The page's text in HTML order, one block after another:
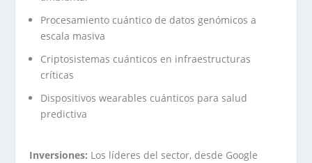
Procesamiento cuántico de datos genómicos a
escala masiva
Criptosistemas cuánticos en infraestructuras
críticas
Dispositivos wearables cuánticos para salud
predictiva
Inversiones: Los líderes del sector, desde Google